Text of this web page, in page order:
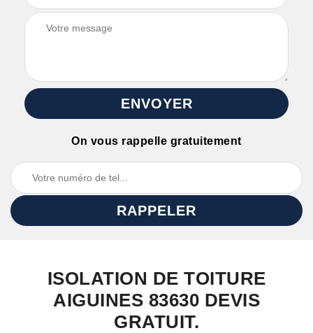
On vous rappelle gratuitement
ISOLATION DE TOITURE
AIGUINES 83630 DEVIS
GRATUIT.